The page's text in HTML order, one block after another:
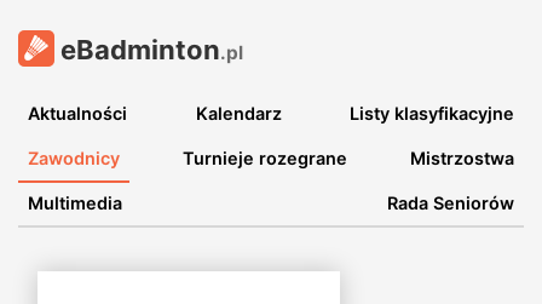
eBadminton.pl
Aktualności Kalendarz Listy klasyfikacyjne
Zawodnicy Turnieje rozegrane Mistrzostwa
Multimedia Rada Seniorów